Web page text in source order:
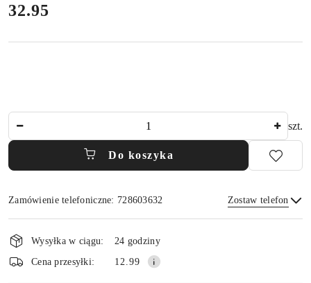
cena:
32.95
szt.
Do koszyka
Zamówienie telefoniczne: 728603632 Zostaw telefon
Wyślij
Dostępność
i
dostawa
Wysyłka w ciągu:
24 godziny
Cena przesyłki:
12.99